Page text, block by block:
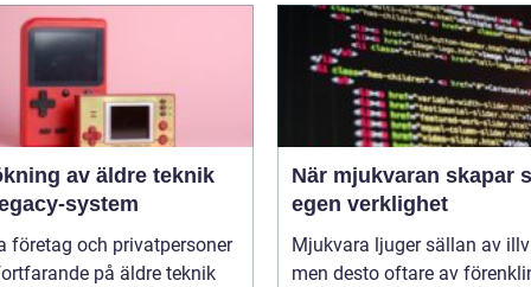
av äldre teknik
system
företag och privatpersoner
på äldre teknik
När mjukvaran skapar
egen verklighet
Mjukvara ljuger sällan av
men desto oftare av